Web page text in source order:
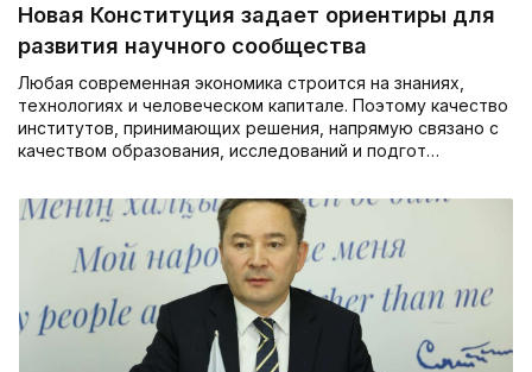
Новая Конституция задает ориентиры для
развития научного сообщества
Любая современная экономика строится на знаниях,
технологиях и человеческом капитале. Поэтому качество
институтов, принимающих решения, напрямую связано с
качеством образования, исследований и подгот…